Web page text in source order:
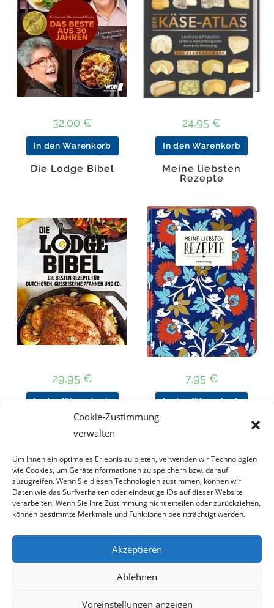
Cookie-Zustimmung
verwalten
Um Ihnen ein optimales Erlebnis zu bieten, verwenden wir Technologien
wie Cookies, um Geräteinformationen zu speichern bzw. darauf
zuzugreifen. Wenn Sie diesen Technologien zustimmen, können wir
Daten wie das Surfverhalten oder eindeutige IDs auf dieser Website
verarbeiten. Wenn Sie Ihre Zustimmung nicht erteilen oder zurückziehen,
können bestimmte Merkmale und Funktionen beeinträchtigt werden.
Akzeptieren
Ablehnen
Voreinstellungen anzeigen
32,00 €
In den Warenkorb
24,95 €
In den Warenkorb
Die Lodge Bibel
29,95 €
In den Warenkorb
Meine liebsten
Rezepte
7,95 €
In den Warenkorb
Nach Preis filtern
Kategorie
auswählen
Datenschutz
Haftungsausschluss